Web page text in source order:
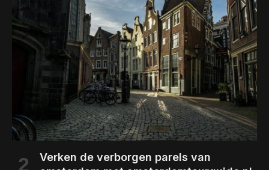
Verken de verborgen parels van